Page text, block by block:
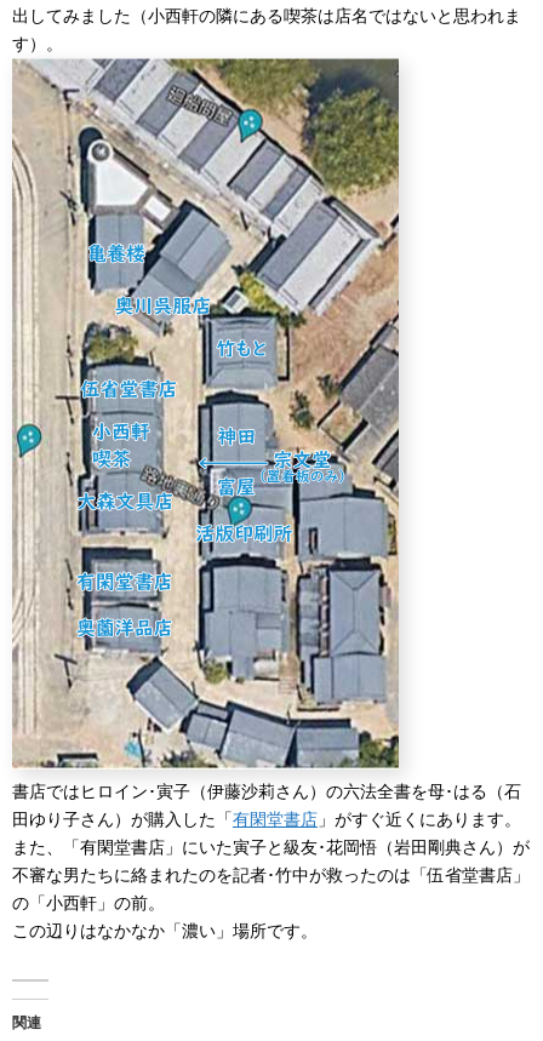
出してみました（小西軒の隣にある喫茶は店名ではないと思われま
す）。
書店ではヒロイン･寅子（伊藤沙莉さん）の六法全書を母･はる（石
田ゆり子さん）が購入した「有閑堂書店 」がすぐ近くにあります。
また、「有閑堂書店」にいた寅子と級友･花岡悟（岩田剛典さん）が
不審な男たちに絡まれたのを記者･竹中が救ったのは「伍省堂書店」
の「小西軒」の前。
この辺りはなかなか「濃い」場所です。
関連